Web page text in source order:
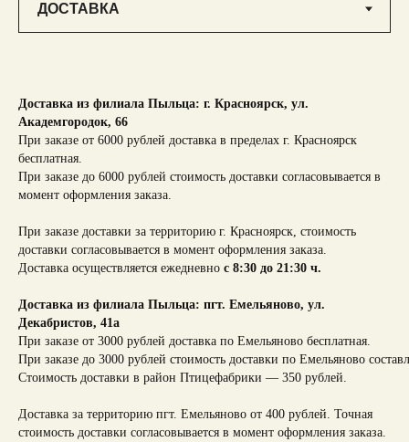
Доставка из филиала Пыльца: г. Красноярск, ул.
Академгородок, 66
При заказе от 6000 рублей доставка в пределах г. Красноярск
бесплатная.
При заказе до 6000 рублей стоимость доставки согласовывается в
момент оформления заказа.
При заказе доставки за территорию г. Красноярск, стоимость
доставки согласовывается в момент оформления заказа.
Доставка осуществляется ежедневно с 8:30 до 21:30 ч.
Доставка из филиала Пыльца: пгт. Емельяново, ул.
Декабристов, 41а
При заказе от 3000 рублей доставка по Емельяново бесплатная.
При заказе до 3000 рублей стоимость доставки по Емельяново
Стоимость доставки в район Птицефабрики — 350 рублей.
Доставка за территорию пгт. Емельяново от 400 рублей. Точная
стоимость доставки согласовывается в момент оформления заказа.